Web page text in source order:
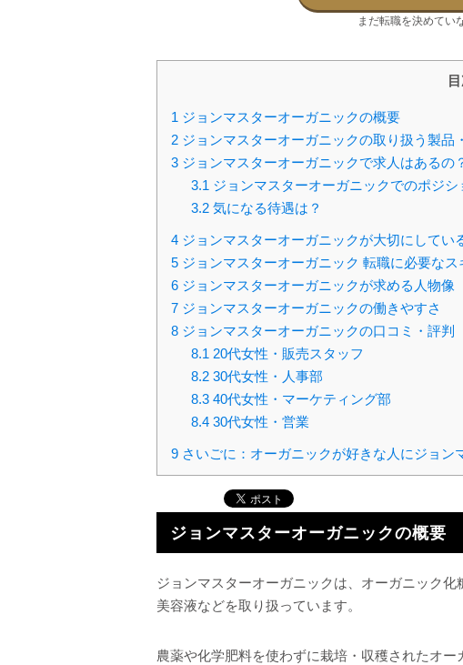
まだ転職を決めてい
1 ジョンマスターオーガニックの概要
2 ジョンマスターオーガニックの取り扱う製品
3 ジョンマスターオーガニックで求人はあるの
3.1 ジョンマスターオーガニックでのポジシ
3.2気になる待遇は？
4 ジョンマスターオーガニックが大切にしてい
5 ジョンマスターオーガニック 転職に必要なス
6 ジョンマスターオーガニックが求める人物像
7 ジョンマスターオーガニックの働きやすさ
8 ジョンマスターオーガニックの口コミ・評判
8.1 20代女性・販売スタッフ
8.230代女性・人事部
8.340代女性・マーケティング部
8.430代女性・営業
9 さいごに：オーガニックが好きな人にジョン
ジョンマスターオーガニックの概要
ジョンマスターオーガニックは、オーガニック
美容液などを取り扱っています。
農薬や化学肥料を使わずに栽培・収穫されたオ